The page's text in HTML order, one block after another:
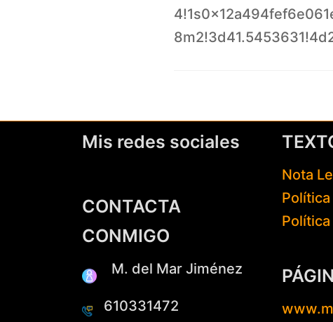
Mis redes sociales
CONTACTA
CONMIGO
M. del Mar Jiménez
610331472
Nota